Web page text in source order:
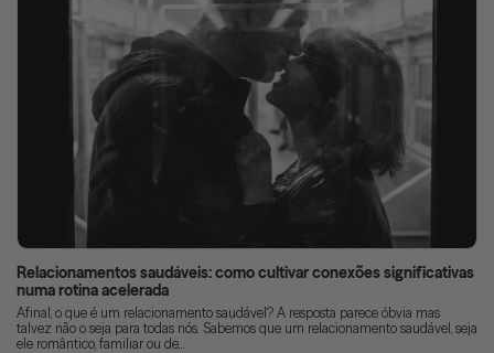
Relacionamentos saudáveis: como cultivar conexões significativas
numa rotina acelerada
Afinal, o que é um relacionamento saudável? A resposta parece óbvia mas
talvez não o seja para todas nós. Sabemos que um relacionamento saudável, seja
ele romântico, familiar ou de...